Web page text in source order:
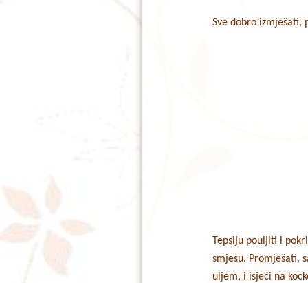
Sve dobro izmješati,
Tepsiju pouljiti i
smjesu. Promješati,
uljem, i isjeći na